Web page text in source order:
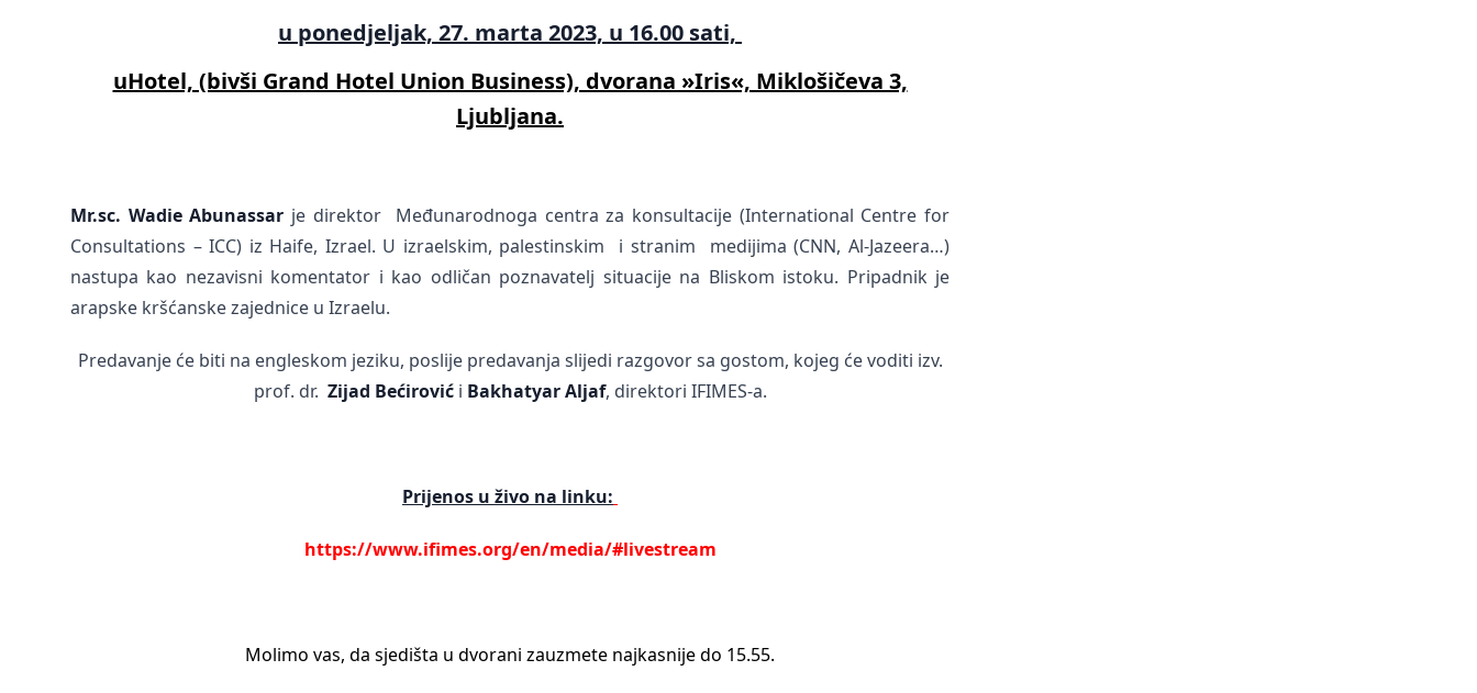
u ponedjeljak, 27. marta 2023, u 16.00 sati,
uHotel, (bivši Grand Hotel Union Business), dvorana »Iris«, Miklošičeva 3,
Ljubljana.
Mr.sc. Wadie Abunassar je direktor Međunarodnoga centra za konsultacije (International Centre for
Consultations – ICC) iz Haife, Izrael. U izraelskim, palestinskim i stranim medijima (CNN, Al-Jazeera…)
nastupa kao nezavisni komentator i kao odličan poznavatelj situacije na Bliskom istoku. Pripadnik je
arapske kršćanske zajednice u Izraelu.
Predavanje će biti na engleskom jeziku, poslije predavanja slijedi razgovor sa gostom, kojeg će voditi izv.
prof. dr. Zijad Bećirović i Bakhatyar Aljaf, direktori IFIMES-a.
Prijenos u živo na linku:
https://www.ifimes.org/en/media/#livestream
Molimo vas, da sjedišta u dvorani zauzmete najkasnije do 15.55.